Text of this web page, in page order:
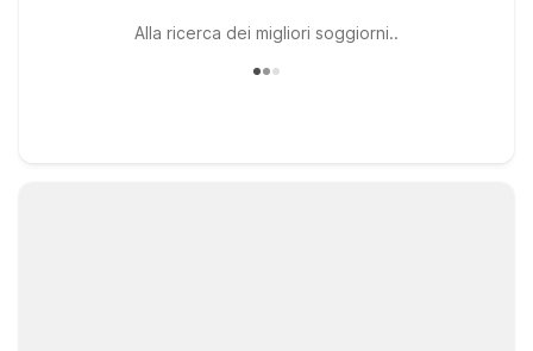
Alla ricerca dei migliori soggiorni..